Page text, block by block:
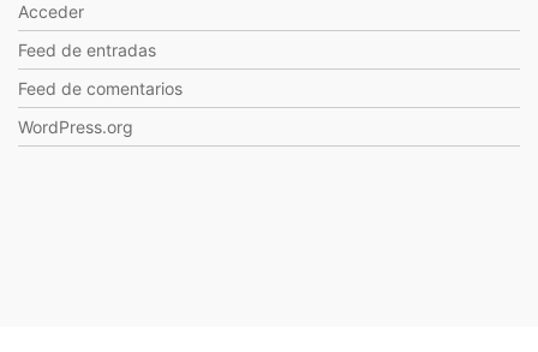
Acceder
Feed de entradas
Feed de comentarios
WordPress.org